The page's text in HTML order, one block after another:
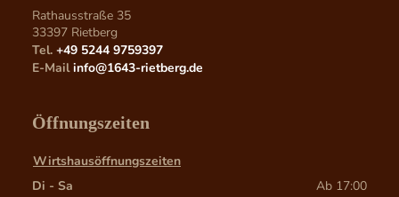
Rathausstraße 35
33397 Rietberg
Tel. +49 5244 9759397
E-Mail info@1643-rietberg.de
Öffnungszeiten
Wirtshausöffnungszeiten
Di - Sa
Ab 17:00